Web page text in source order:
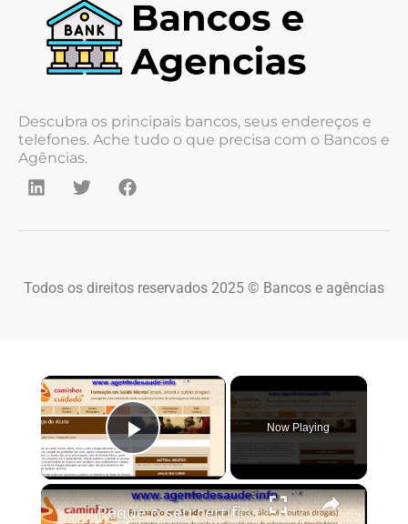
Descubra os principais bancos, seus endereços e
telefones. Ache tudo o que precisa com o Bancos e
Agências.
Todos os direitos reservados 2025 © Bancos e agências
×
Play Video
Now Playing
×
Pegue o seu certificado do Curso Caminhos do Cuidado